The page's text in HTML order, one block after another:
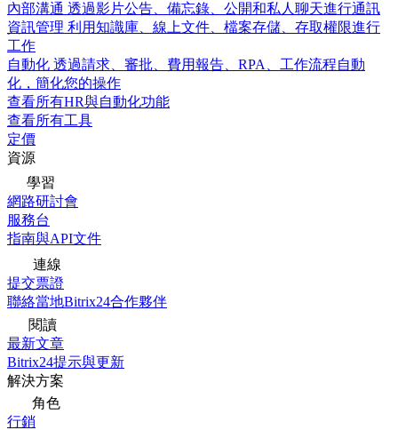
內部溝通 透過影片公告、備忘錄、公開和私人聊天進行通訊
資訊管理 利用知識庫、線上文件、檔案存儲、存取權限進行
工作
自動化 透過請求、審批、費用報告、RPA、工作流程自動
化，簡化您的操作
查看所有HR與自動化功能
查看所有工具
定價
資源
學習
網路研討會
服務台
指南與API文件
連線
提交票證
聯絡當地Bitrix24合作夥伴
閱讀
最新文章
Bitrix24提示與更新
解決方案
角色
行銷